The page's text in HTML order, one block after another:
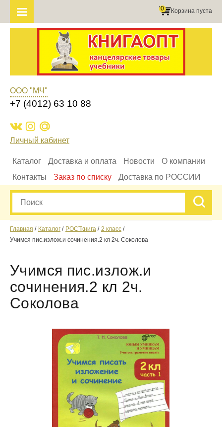
Корзина пуста
0
ООО "МЧ"
+7 (4012) 63 10 88
Личный кабинет
Каталог Доставка и оплата Новости
О компании
Контакты
Заказ по списку Доставка по РОССИИ
Главная Каталог РОСТкнига
2 класс
Учимся пис.излож.и сочинения.2 кл 2ч. Соколова
Учимся пис.излож.и
сочинения.2 кл 2ч.
Соколова